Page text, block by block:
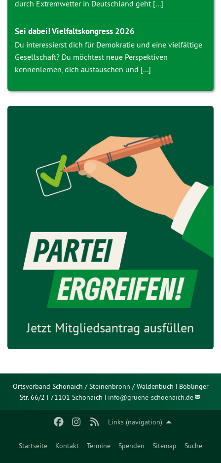
Links (navigation)
Startseite Kontakt Termine Spenden Sitemap Suche
durch Extremwetter in Deutschland geht [...]
Sei dabei! Vielfaltskongress 2026
Du interessierst dich für Demokratie und eine vielfältige
Gesellschaft? Du möchtest neue Perspektiven
kennenlernen, dich austauschen und [...]
Ortsverband Schönaich / Steinenbronn / Waldenbuch | Böblinger
Str. 66/2 | 71101 Schönaich | info@gruene-schoenaich.de